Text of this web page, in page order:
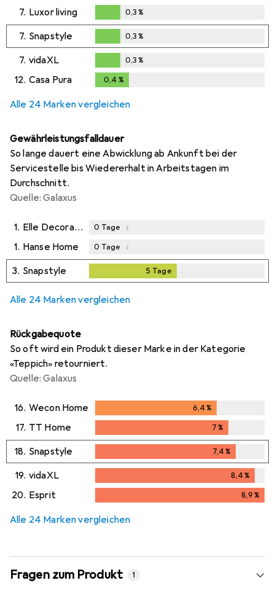
0,3%
7. Luxor living
0,3%
0,3%
7. Snapstyle
0,3%
0,3%
7. vidaXL
0,3%
0,3%
12. Casa Pura 0,4 %
Alle 24 Marken vergleichen
Gewährleistungsfalldauer
So lange dauert eine Abwicklung ab Ankunft bei der
Servicestelle bis Wiedererhalt in Arbeitstagen im
Durchschnitt.
Quelle: Galaxus
1. Elle Decoration 0 Tage i
1. Hanse Home 0 Tage i
3. Snapstyle 5 Tage
Alle 24 Marken vergleichen
Rückgabequote
So oft wird ein Produkt dieser Marke in der Kategorie
«Teppich» retourniert.
Quelle: Galaxus
16. Wecon Home 6,4%
17. TT Home 7%
18. Snapstyle 7,4%
7,4%
19. vidaXL 8,4%
8,4%
20. Esprit 8,9%
Alle 24 Marken vergleichen
Fragen zum Produkt 1